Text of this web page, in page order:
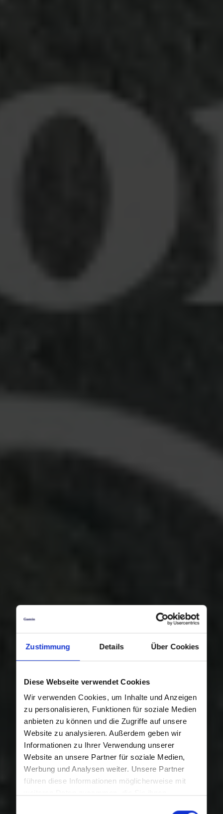
Zustimmung Details Über Cookies
Diese Webseite verwendet Cookies
Wir verwenden Cookies, um Inhalte und Anzeigen
zu personalisieren, Funktionen für soziale Medien
anbieten zu können und die Zugriffe auf unsere
Website zu analysieren. Außerdem geben wir
Informationen zu Ihrer Verwendung unserer
Website an unsere Partner für soziale Medien,
Werbung und Analysen weiter. Unsere Partner
führen diese Informationen möglicherweise mit